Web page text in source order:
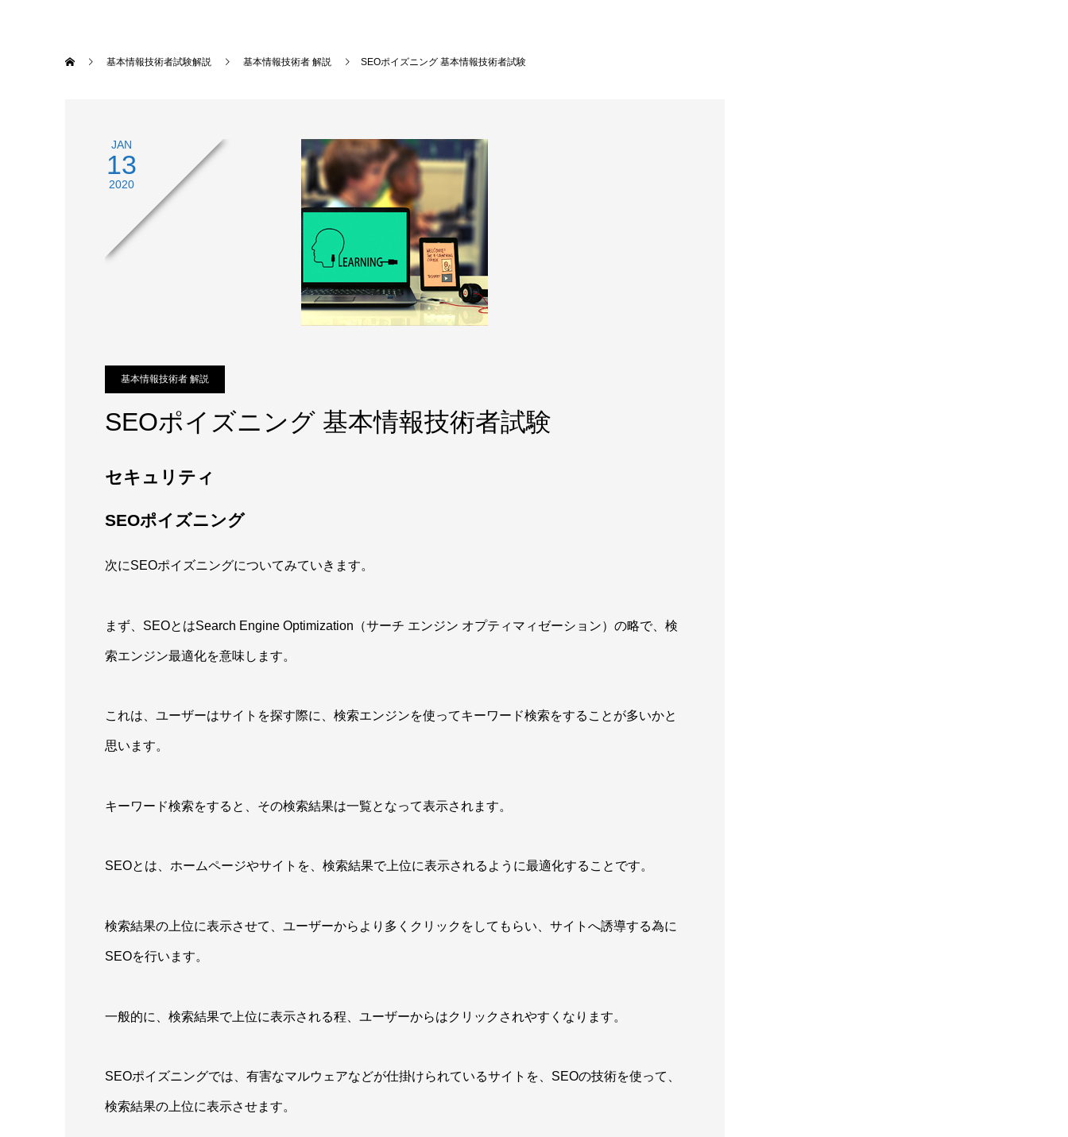
基本情報技術者試験解説 基本情報技術者 解説 SEOポイズニング 基本情報技術者試験
JAN
13
2020
基本情報技術者 解説
SEOポイズニング 基本情報技術者試験
セキュリティ
SEOポイズニング
次にSEOポイズニングについてみていきます。
まず、SEOとはSearch Engine Optimization（サーチ エンジン オプティマィゼーション）の略で、検
索エンジン最適化を意味します。
これは、ユーザーはサイトを探す際に、検索エンジンを使ってキーワード検索をすることが多いかと
思います。
キーワード検索をすると、その検索結果は一覧となって表示されます。
SEOとは、ホームページやサイトを、検索結果で上位に表示されるように最適化することです。
検索結果の上位に表示させて、ユーザーからより多くクリックをしてもらい、サイトへ誘導する為に
SEOを行います。
一般的に、検索結果で上位に表示される程、ユーザーからはクリックされやすくなります。
SEOポイズニングでは、有害なマルウェアなどが仕掛けられているサイトを、SEOの技術を使って、
検索結果の上位に表示させます。